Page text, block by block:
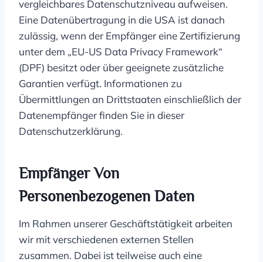
vergleichbares Datenschutzniveau aufweisen.
Eine Datenübertragung in die USA ist danach
zulässig, wenn der Empfänger eine Zertifizierung
unter dem „EU-US Data Privacy Framework“
(DPF) besitzt oder über geeignete zusätzliche
Garantien verfügt. Informationen zu
Übermittlungen an Drittstaaten einschließlich der
Datenempfänger finden Sie in dieser
Datenschutzerklärung.
Empfänger Von
Personenbezogenen Daten
Im Rahmen unserer Geschäftstätigkeit arbeiten
wir mit verschiedenen externen Stellen
zusammen. Dabei ist teilweise auch eine